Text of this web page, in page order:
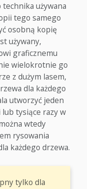
używana
tego samego
osobną kopię
używany,
graficznemu
wielokrotnie go
z dużym lasem,
dla każdego
utworzyć jeden
tysiące razy w
wtedy
rysowania
każdego drzewa.
tylko dla